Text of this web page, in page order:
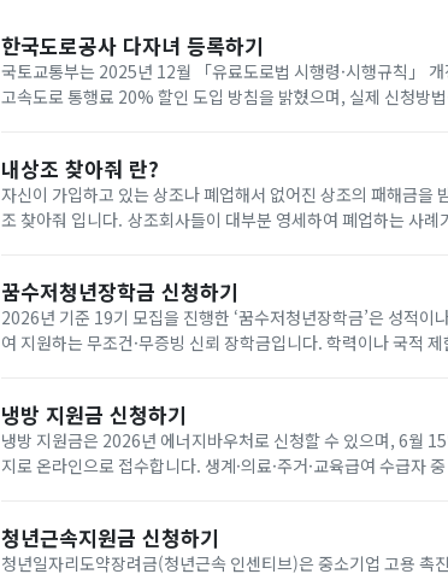
한국도로공사 다자녀 등록하기
국토교통부는 2025년 12월 「유료도로법 시행령·시행규칙」
고속도로 통행료 20% 할인 도입 방침을 밝혔으며, 실제 신청방
내상조 찾아줘 란?
자신이 가입하고 있는 상조나 폐업해서 없어진 상조의 패해금을
조 찾아줘 입니다. 상조회사들이 대부분 영세하여 폐업하는 사례가 속출하고 있는데 아래와 같은 사이트에서 조회하면
꿈수저청년장학금 신청하기
2026년 기준 19기 모집을 진행한 ‘꿈수저청년장학금’은 성적이
여 지원하는 무조건·무증빙 신뢰 장학금입니다. 학력이나 국적
냉방 지원금 신청하기
냉방 지원금은 2026년 에너지바우처로 신청할 수 있으며, 6월
지로 온라인으로 접수합니다. 생계·의료·주거·교육급여 수급자
청년근속지원금 신청하기
청년일자리도약장려금(청년근속 인센티브)은 중소기업 고용 촉